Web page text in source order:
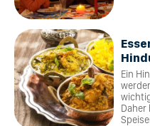
Ein
Daher